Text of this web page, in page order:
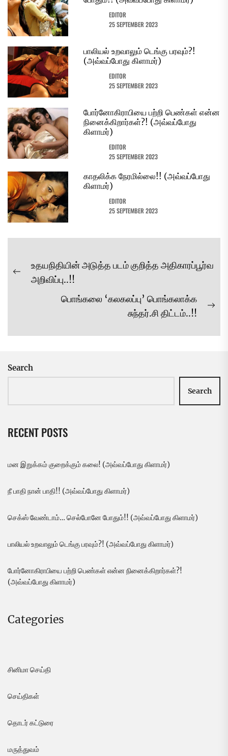
EDITOR
25 SEPTEMBER 2023
பாலியல் உறவாலும் டெங்கு பரவும்?!
(அவ்வப்போது கிளாமர்)
EDITOR
25 SEPTEMBER 2023
போர்னோகிராபியை பற்றி பெண்கள் என்ன
நினைக்கிறார்கள்?! (அவ்வப்போது
கிளாமர்)
EDITOR
25 SEPTEMBER 2023
காதலிக்க நேரமில்லை!! (அவ்வப்போது
கிளாமர்)
EDITOR
25 SEPTEMBER 2023
Post
navigation
Previous
உதயநிதியின் அடுத்த படம் குறித்த அதிகாரப்பூர்வ
அறிவிப்பு..!!
பொங்கலை ‘கலகலப்பு’ பொங்கலாக்க
சுந்தர்.சி திட்டம்..!!
Search
Search
RECENT POSTS
மன இறுக்கம் குறைக்கும் கலை! (அவ்வப்போது கிளாமர்)
நீ பாதி நான் பாதி!! (அவ்வப்போது கிளாமர்)
செக்ஸ் வேண்டாம்… செல்போனே போதும்!! (அவ்வப்போது கிளாமர்)
பாலியல் உறவாலும் டெங்கு பரவும்?! (அவ்வப்போது கிளாமர்)
போர்னோகிராபியை பற்றி பெண்கள் என்ன நினைக்கிறார்கள்?!
(அவ்வப்போது கிளாமர்)
Categories
சினிமா செய்தி
செய்திகள்
தொடர் கட்டுரை
மருத்துவம்